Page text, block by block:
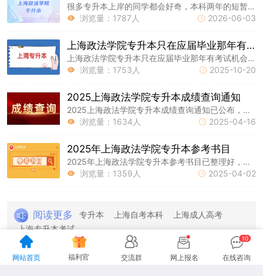
很多专升本上岸的同学都会好奇，本科两年的短暂时光，究竟会度过怎样的生活。上海专升本网为大家整理好了以下内容，大家可以参考一下。
 浏览量：1787人  2026-06-03
上海政法学院专升本只在应届毕业那年有考试机会吗？
上海政法学院专升本只在应届毕业那年有考试机会吗?毕业后还能考吗?上海统招专升本网持续为大家更新升本资讯，提前祝大家考试顺利!
 浏览量：1753人  2025-10-20
2025上海政法学院专升本成绩查询通知
2025上海政法学院专升本成绩查询通知已公布，上海统招专升本网持续为大家更新升本资讯，提前祝大家考试顺利!
 浏览量：1634人  2025-04-16
2025年上海政法学院专升本参考书目
2025年上海政法学院专升本参考书目已整理好，上海统招专升本网持续为大家更新专升本报名及考试资讯，以下是相关内容，祝大家备考顺利!
 浏览量：1359人  2025-04-02
阅读更多 专升本 上海自考本科
上海成人高考
上海专升本考试
网站首页 福利官 交流群 网上报名 在线咨询